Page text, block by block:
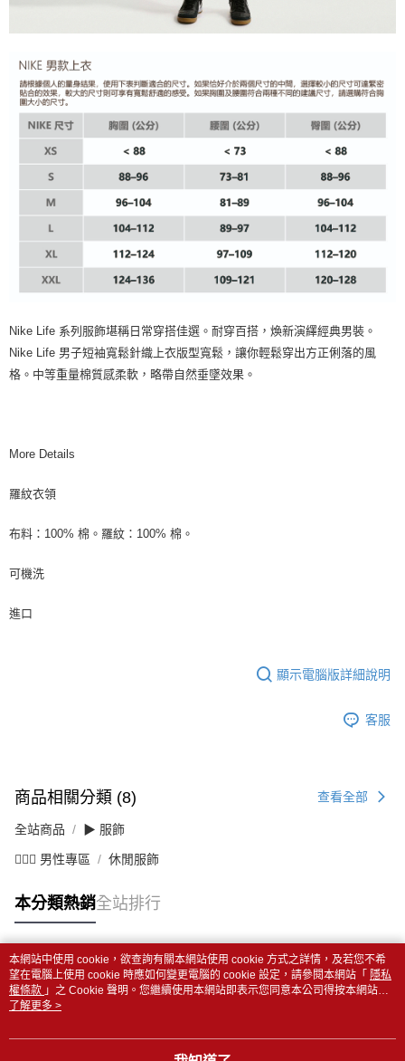
Nike Life 系列服飾堪稱日常穿搭佳選。耐穿百搭，煥新演繹經典男裝。
Nike Life 男子短袖寬鬆針織上衣版型寬鬆，讓你輕鬆穿出方正俐落的風
格。中等重量棉質感柔軟，略帶自然垂墜效果。
More Details
羅紋衣領
布料：100% 棉。羅紋：100% 棉。
可機洗
進口
顯示電腦版詳細說明
客服
商品相關分類 (8) 查看全部
全站商品 ▶ 服飾
💁🏻‍♂️ 男性專區 休閒服飾
本分類熱銷全站排行
熱門標籤
本網站中使用 cookie，欲查詢有關本網站使用 cookie 方式之詳情，及若您不希
望在電腦上使用 cookie 時應如何變更電腦的 cookie 設定，請參閱本網站「 隱私
權條款 」之 Cookie 聲明。您繼續使用本網站即表示您同意本公司得按本網站使
用條款之 Cookie 聲明使用 cookie。
了解更多 >